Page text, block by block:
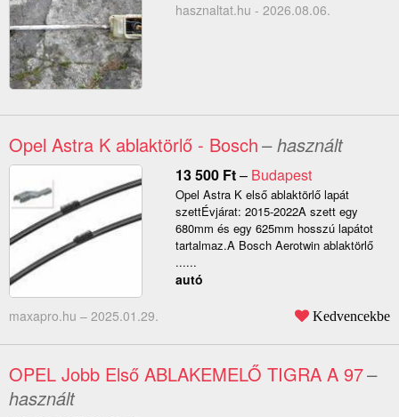
hasznaltat.hu - 2026.08.06.
Opel Astra K ablaktörlő - Bosch– használt
13 500 Ft– Budapest
Opel Astra K első ablaktörlő lapát
szettÉvjárat: 2015-2022A szett egy
680mm és egy 625mm hosszú lapátot
tartalmaz.A Bosch Aerotwin ablaktörlő
......
autó
maxapro.hu – 2025.01.29. Kedvencekbe
OPEL Jobb Első ABLAKEMELŐ TIGRA A 97–
használt